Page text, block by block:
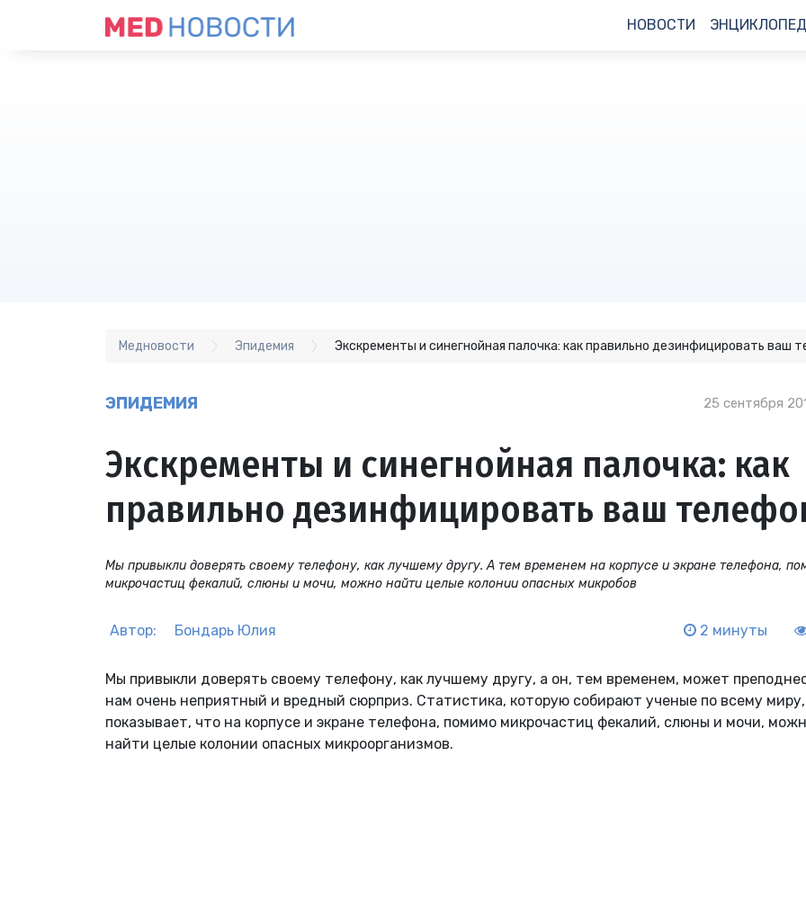
НОВОСТИ
Медновости Эпидемия Экскременты и синегнойная палочка: как правильно дезинфицировать ваш
ЭПИДЕМИЯ 25 сентября
Экскременты и синегнойная палочка: как
правильно дезинфицировать ваш
Мы привыкли доверять своему телефону, как лучшему другу. А тем временем на корпусе и экране телефона,
микрочастиц фекалий, слюны и мочи, можно найти целые колонии опасных микробов
Автор: Бондарь Юлия 2 минуты
Мы привыкли доверять своему телефону, как лучшему другу, а он, тем временем, может
нам очень неприятный и вредный сюрприз. Статистика, которую собирают ученые по всему миру,
показывает, что на корпусе и экране телефона, помимо микрочастиц фекалий, слюны и мочи,
найти целые колонии опасных микроорганизмов.